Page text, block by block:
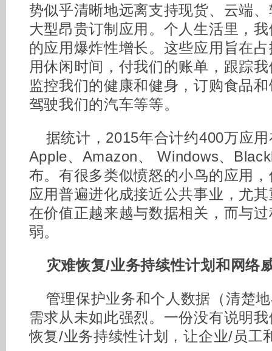
势似乎清晰地远离支持现货、云端
大型昂贵订制应用。个人生活里，
的应用爆炸性增长。这些应用旨在
用休闲时间，付我们的账单，跟踪
监控我们的健康和健身，订购食品
驾驶我们的汽车等等。
据统计，2015年合计约400万应
Apple、Amazon、 Windows、
布。有很多类似愤怒的小鸟的应用
应用普遍进化成接近公共事业，尤
在价值正越来越与数据相关，而与
弱。
灾难恢复/业务持续性计划和网络
管理保护业务和个人数据（清楚
需求从未如此强烈。一份没有说明
恢复/业务持续性计划，让企业/员工